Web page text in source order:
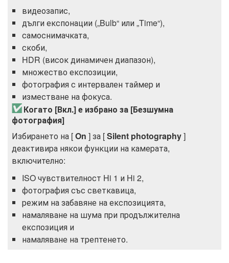
видеозапис,
дълги експонации („Bulb“ или „Time“),
самоснимачката,
скоби,
HDR (висок динамичен диапазон),
множество експозиции,
фотография с интервален таймер и
изместване на фокуса.
Когато [Вкл.] е избрано за [Безшумна
фотография]
Избирането на [On ] за [Silent photography]
деактивира някои функции на камерата,
включително:
ISO чувствителност Hi 1 и Hi 2,
фотография със светкавица,
режим на забавяне на експозицията,
намаляване на шума при продължителна
експозиция и
намаляване на трептенето.